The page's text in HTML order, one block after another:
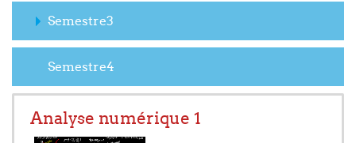
Semestre3
Semestre4
Analyse numérique 1